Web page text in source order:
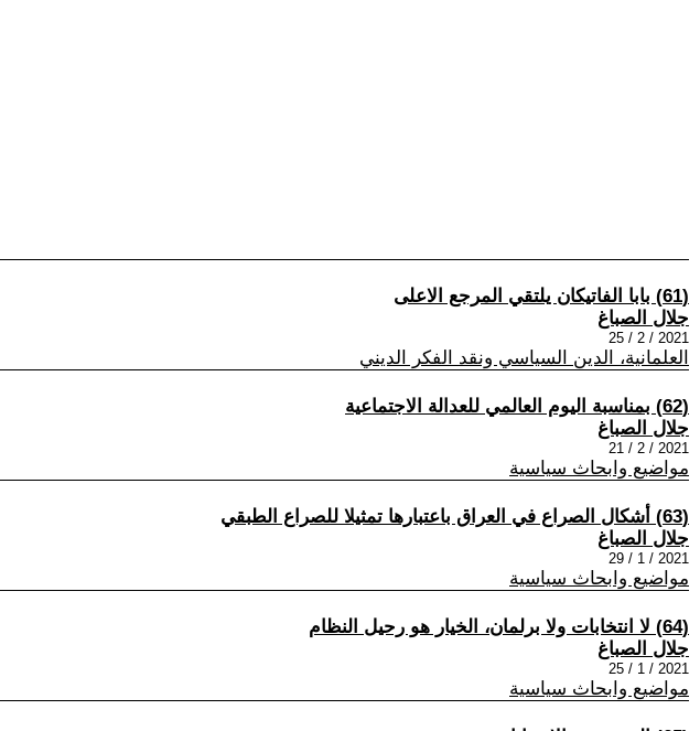
(61) بابا الفاتيكان يلتقي المرجع الاعلى
جلال الصباغ
2021 / 2 / 25
العلمانية، الدين السياسي ونقد الفكر الديني
(62) بمناسبة اليوم العالمي للعدالة الاجتماعية
جلال الصباغ
2021 / 2 / 21
مواضيع وابحاث سياسية
(63) أشكال الصراع في العراق باعتبارها تمثيلا للصراع الطبقي
جلال الصباغ
2021 / 1 / 29
مواضيع وابحاث سياسية
(64) لا انتخابات ولا برلمان، الخيار هو رحيل النظام
جلال الصباغ
2021 / 1 / 25
مواضيع وابحاث سياسية